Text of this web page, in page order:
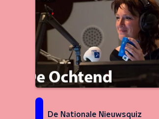
De Nationale Nieuwsquiz